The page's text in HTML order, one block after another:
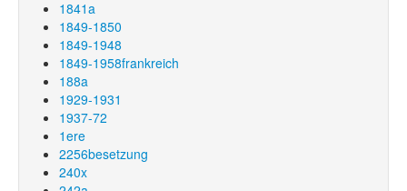
1841a
1849-1850
1849-1948
1849-1958frankreich
188a
1929-1931
1937-72
1ere
2256besetzung
240x